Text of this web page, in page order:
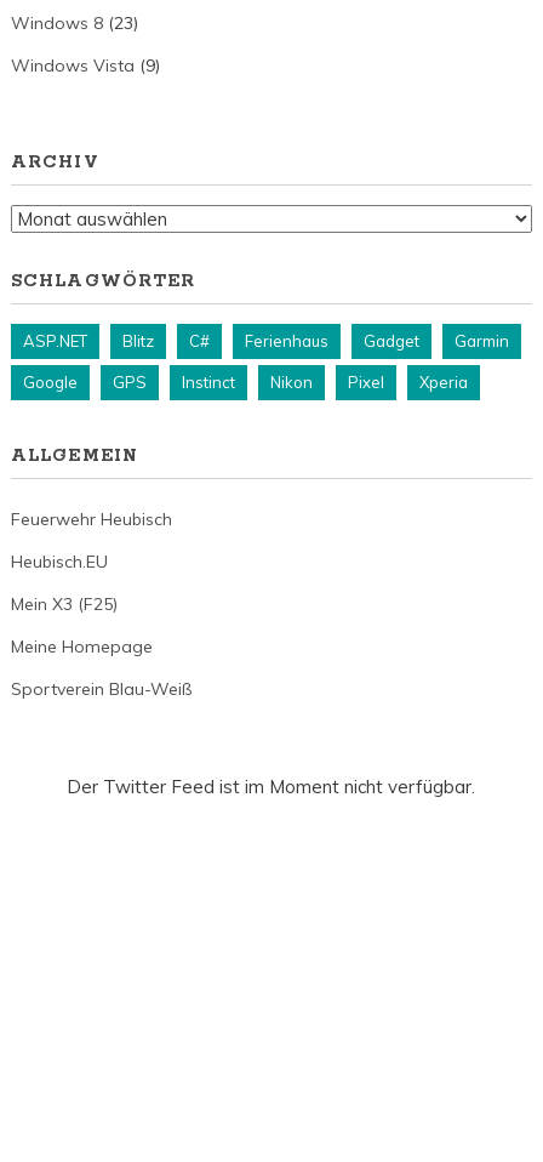
Windows 8(23)
Windows Vista (9)
ARCHIV
Archiv
SCHLAGWÖRTER
ASP.NET Blitz C# Ferienhaus Gadget Garmin
Google GPS Instinct Nikon Pixel Xperia
ALLGEMEIN
Feuerwehr Heubisch
Heubisch.EU
Mein X3 (F25)
Meine Homepage
Sportverein Blau-Weiß
Der Twitter Feed ist im Moment nicht verfügbar.